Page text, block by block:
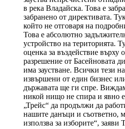
в река Владайска. Това е
забранено от директивата.
който не отговаря на
Това е абсолютно
устройство на територията.
оценка за въздействие върху
разрешение от Басейновата
има заустване. Всички тези
извършени от един бизнес
държавата ще ги спре.
никой нищо не спира и явно
„Трейс“ да продължи да
нашите данъци и съответно,
използва за изборите“, заяви